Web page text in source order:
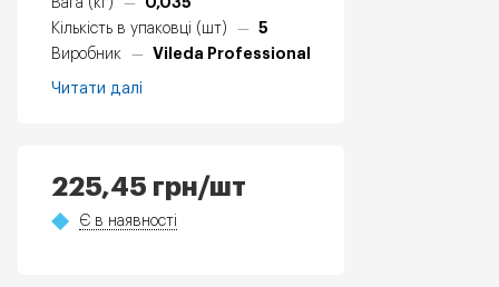
Вага (кг)
—
Кількість в упаковці (шт)
—
5
Виробник
— Vileda Professional
Читати далі
225,45 грн/шт
Є в наявності